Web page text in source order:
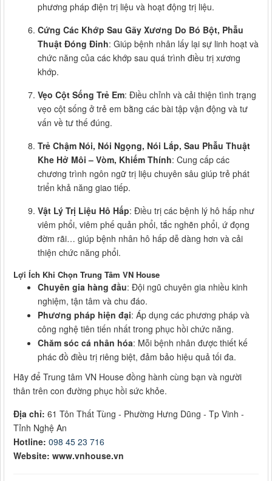
phương pháp điện trị liệu và hoạt động trị liệu.
Cứng Các Khớp Sau Gãy Xương Do Bó Bột, Phẫu
Thuật Đóng Đinh: Giúp bệnh nhân lấy lại sự linh hoạt và
chức năng của các khớp sau quá trình điều trị xương
khớp.
Vẹo Cột Sống Trẻ Em: Điều chỉnh và cải thiện tình trạng
vẹo cột sống ở trẻ em bằng các bài tập vận động và tư
vấn về tư thế đúng.
Trẻ Chậm Nói, Nói Ngọng, Nói Lắp, Sau Phẫu Thuật
Khe Hở Môi – Vòm, Khiếm Thính: Cung cấp các
chương trình ngôn ngữ trị liệu chuyên sâu giúp trẻ phát
triển khả năng giao tiếp.
Vật Lý Trị Liệu Hô Hấp: Điều trị các bệnh lý hô hấp như
viêm phổi, viêm phế quản phổi, tắc nghẽn phổi, ứ đọng
đờm rãi… giúp bệnh nhân hô hấp dễ dàng hơn và cải
thiện chức năng phổi.
Lợi Ích Khi Chọn Trung Tâm VN House
Chuyên gia hàng đầu: Đội ngũ chuyên gia nhiều kinh
nghiệm, tận tâm và chu đáo.
Phương pháp hiện đại: Áp dụng các phương pháp và
công nghệ tiên tiến nhất trong phục hồi chức năng.
Chăm sóc cá nhân hóa: Mỗi bệnh nhân được thiết kế
phác đồ điều trị riêng biệt, đảm bảo hiệu quả tối đa.
Hãy để Trung tâm VN House đồng hành cùng bạn và người
thân trên con đường phục hồi sức khỏe.
Địa chỉ: 61 Tôn Thất Tùng - Phường Hưng Dũng - Tp Vinh -
Tỉnh Nghệ An
Hotline: 098 45 23 716
Website: www.vnhouse.vn